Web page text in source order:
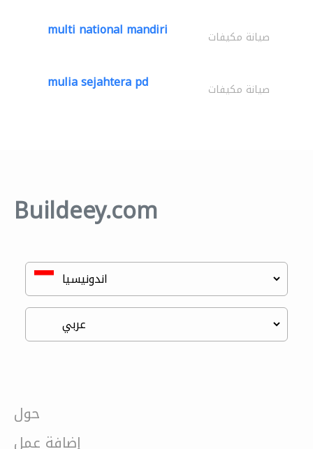
multi national mandiri صيانة مكيفات
mulia sejahtera pd صيانة مكيفات
Buildeey.com
حول
إضافة عمل